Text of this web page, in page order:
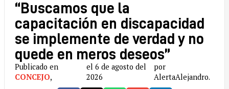
“Buscamos que la
capacitación en discapacidad
se implemente de verdad y no
quede en meros deseos”
Publicado en
CONCEJO,
el 6 de agosto del
2026
por
AlertaAlejandro.